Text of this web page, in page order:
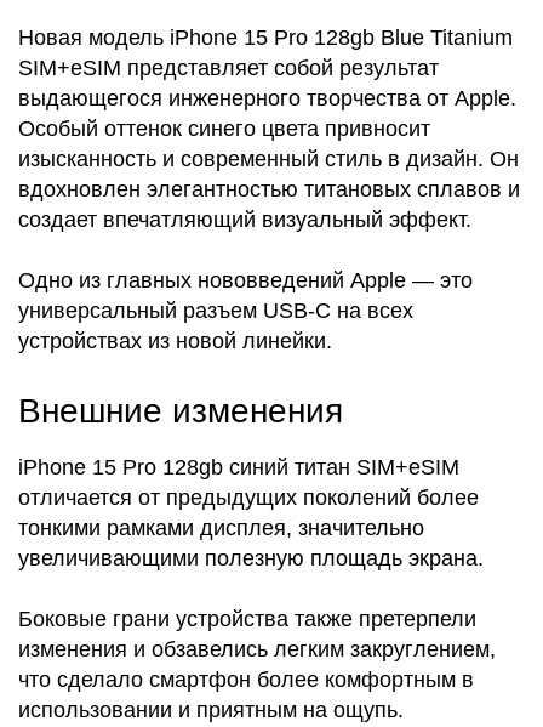
Новая модель iPhone 15 Pro 128gb Blue Titanium
SIM+eSIM представляет собой результат
выдающегося инженерного творчества от Apple.
Особый оттенок синего цвета привносит
изысканность и современный стиль в дизайн. Он
вдохновлен элегантностью титановых сплавов и
создает впечатляющий визуальный эффект.
Одно из главных нововведений Apple — это
универсальный разъем USB-C на всех
устройствах из новой линейки.
Внешние изменения
iPhone 15 Pro 128gb синий титан SIM+eSIM
отличается от предыдущих поколений более
тонкими рамками дисплея, значительно
увеличивающими полезную площадь экрана.
Боковые грани устройства также претерпели
изменения и обзавелись легким закруглением,
что сделало смартфон более комфортным в
использовании и приятным на ощупь.